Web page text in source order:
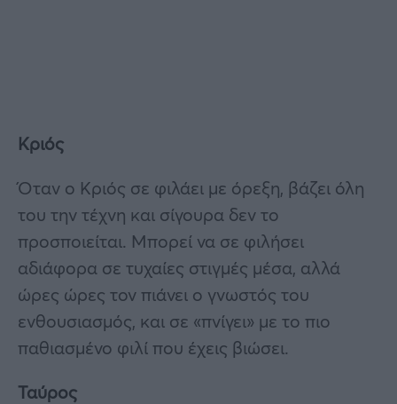
Κριός
Όταν ο Κριός σε φιλάει με όρεξη, βάζει όλη
του την τέχνη και σίγουρα δεν το
προσποιείται. Μπορεί να σε φιλήσει
αδιάφορα σε τυχαίες στιγμές μέσα, αλλά
ώρες ώρες τον πιάνει ο γνωστός του
ενθουσιασμός, και σε «πνίγει» με το πιο
παθιασμένο φιλί που έχεις βιώσει.
Ταύρος